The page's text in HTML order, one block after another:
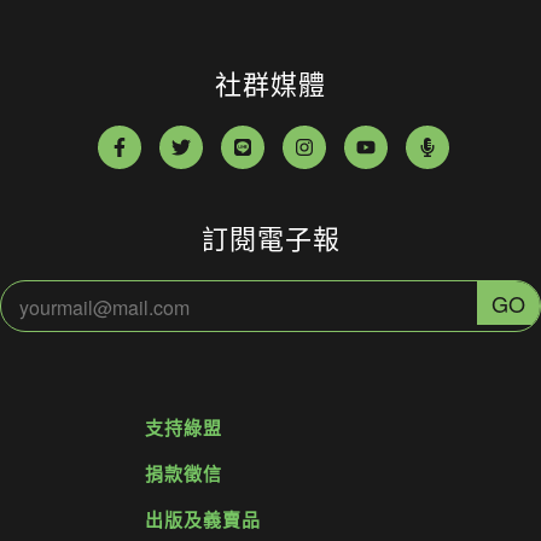
社群媒體
訂閱電子報
支持綠盟
捐款徵信
出版及義賣品